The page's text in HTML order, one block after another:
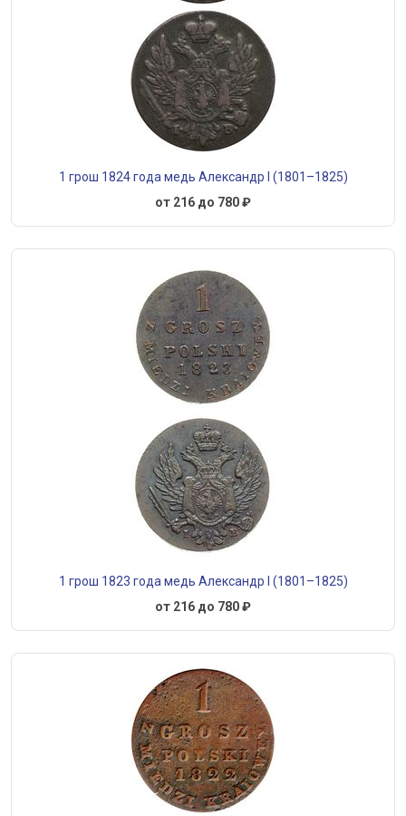
1 грош 1824 года медь Александр I (1801–1825)
от 216 до 780 ₽
1 грош 1823 года медь Александр I (1801–1825)
от 216 до 780 ₽